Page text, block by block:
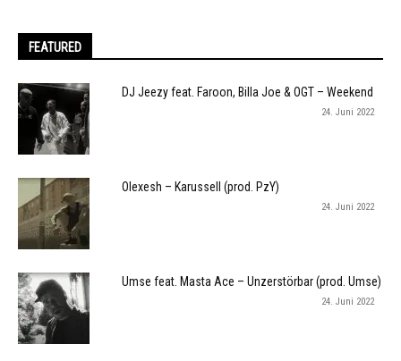
FEATURED
DJ Jeezy feat. Faroon, Billa Joe & OGT – Weekend
24. Juni 2022
Olexesh – Karussell (prod. PzY)
24. Juni 2022
Umse feat. Masta Ace – Unzerstörbar (prod. Umse)
24. Juni 2022